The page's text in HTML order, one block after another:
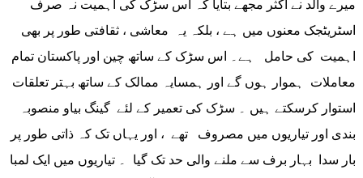
میرے والد نے اکثر مجھے بتایا کہ اس سڑک کی اہمیت نہ صرف
اسٹریٹجک معنوں میں ہے ، بلکہ یہ معاشی ، ثقافتی طور پر بھی
اہمیت کی حامل ہے۔ اس سڑک کے ساتھ چین اور پاکستان تمام
معاملات ہموار ہوں گے اور ہمسایہ ممالک کے ساتھ بہتر تعلقات
استوار کرسکتے ہیں ۔ سڑک کی تعمیر کے لئے گینگ بیاو منصوبہ
بندی اور تیاریوں میں مصروف تھے ، اور یہاں تک کہ ذاتی طور پر
بار سدا بہار برف سے ملنے والی حد تک گیا ۔ تیاریوں میں ایک لمبا